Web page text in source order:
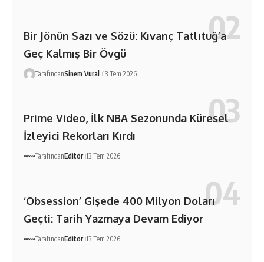
Bir Jönün Sazı ve Sözü: Kıvanç Tatlıtuğ’a
Geç Kalmış Bir Övgü
TarafındanSinem Vural 13 Tem 2026
Prime Video, İlk NBA Sezonunda Küresel
İzleyici Rekorları Kırdı
TarafındanEditör 13 Tem 2026
‘Obsession’ Gişede 400 Milyon Doları
Geçti: Tarih Yazmaya Devam Ediyor
TarafındanEditör 13 Tem 2026